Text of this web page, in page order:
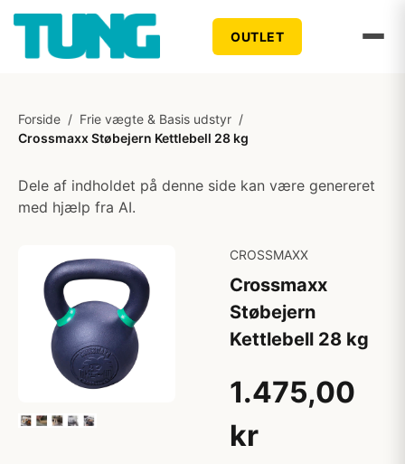
OUTLET
Forside / Frie vægte & Basis udstyr /
Crossmaxx Støbejern Kettlebell 28 kg
Dele af indholdet på denne side kan være genereret
med hjælp fra AI.
CROSSMAXX
Crossmaxx
Støbejern
Kettlebell 28 kg
1.475,00
kr